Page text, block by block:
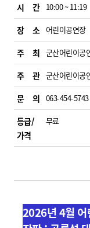
시 간 10:00 ~ 11:19
장 소 어린이공연장
주 최 군산어린이공
주 관 군산어린이공
문 의 063-454-5743
등급/
가격
무료
2026년 4월 어